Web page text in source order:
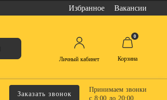
Избранное Вакансии
Личный кабинет Корзина
0
Заказать звонок
Принимаем звонки
с 8:00 до 20:00